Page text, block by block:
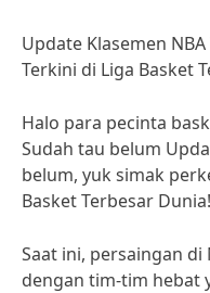
Update Klasemen
Terkini di Liga Basket
Halo para pecinta
Sudah tau belum
belum, yuk simak
Basket Terbesar Dunia!
Saat ini, persaingan di
dengan tim-tim hebat